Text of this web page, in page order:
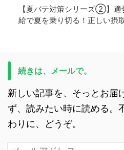
【夏バテ対策シリーズ②】適
給で夏を乗り切る！正しい摂
続きは、メールで。
新しい記事を、そっとお届
ず、読みたい時に読める。
わりに、どうぞ。